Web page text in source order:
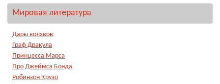
Мировая литература
Дары волхвов
Граф Дракула
Принцесса Марса
Про Джеймса Бонда
Робинзон Крузо